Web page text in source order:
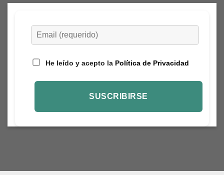
He leído y acepto la Política de Privacidad